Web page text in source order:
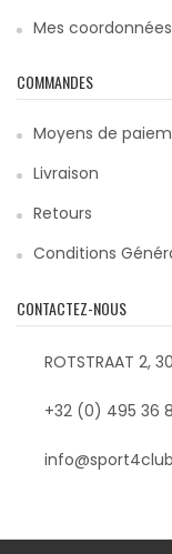
Mes coordonnées
COMMANDES
Moyens de
Livraison
Retours
Conditions
CONTACTEZ-NOUS
ROTSTRAAT 2,
+32 (0) 495 36